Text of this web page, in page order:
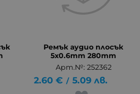
Ремък аудио плосък
5x0.6mm 280mm
Арт.№: 252362
2.60 € / 5.09 лв.